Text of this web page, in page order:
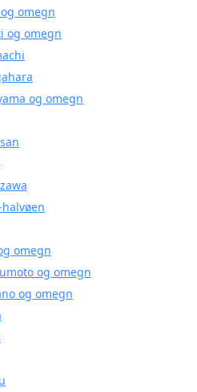
omegn
og omegn
og omegn
omegn
og omegn
og omegn